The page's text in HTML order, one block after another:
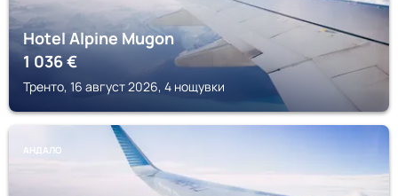
Hotel Alpine Mugon
1 036€
Тренто, 16 август 2026, 4 нощувки
АНДАЛО